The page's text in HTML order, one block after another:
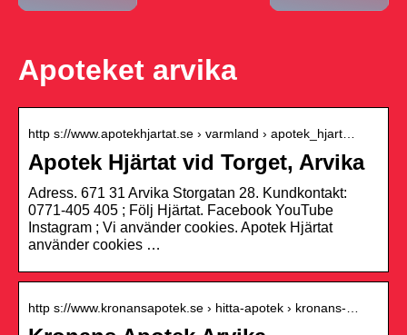
Apoteket arvika
http s://www.apotekhjartat.se › varmland › apotek_hjart…
Apotek Hjärtat vid Torget, Arvika
Adress. 671 31 Arvika Storgatan 28. Kundkontakt:
0771-405 405 ; Följ Hjärtat. Facebook YouTube
Instagram ; Vi använder cookies. Apotek Hjärtat
använder cookies …
http s://www.kronansapotek.se › hitta-apotek › kronans-…